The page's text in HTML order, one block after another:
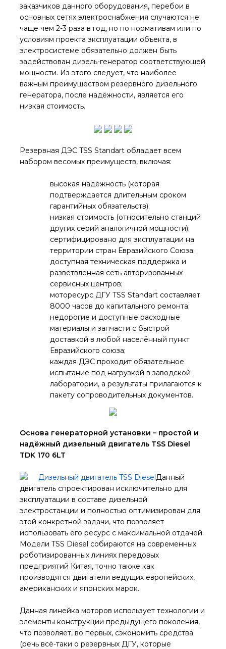
заказчиков данного оборудования, перебои в
основных сетях электроснабжения случаются не
чаще чем 2-3 раза в год, но по нормативам или по
условиям проекта эксплуатации объекта, в
электросистеме обязательно должен быть
задействован дизель-генератор соответствующей
мощности. Из этого следует, что наиболее
важным преимуществом резервного дизельного
генератора, после надёжности, является его
низкая стоимость.
Резервная ДЭС TSS Standart обладает всем
набором весомых преимуществ, включая:
высокая надёжность (которая
подтверждается длительным сроком
гарантийных обязательств);
низкая стоимость (относительно станций
других серий аналогичной мощности);
сертифицировано для эксплуатации на
территории стран Евразийского Союза;
доступная техническая поддержка и
разветвлённая сеть авторизованных
сервисных центров;
моторесурс ДГУ TSS Standart составляет
8000 часов до капитального ремонта;
недорогие и доступные расходные
материалы и запчасти с быстрой
доставкой в любой населённый пункт
Евразийского союза;
каждая ДЭС проходит обязательное
испытание под нагрузкой в заводской
лаборатории, а результаты прилагаются к
пакету сопроводительных документов.
Основа генераторной установки – простой и
надёжный дизельный двигатель TSS Diesel
TDK 170 6LT
Данный
двигатель спроектирован исключительно для
эксплуатации в составе дизельной
электростанции и полностью оптимизирован для
этой конкретной задачи, что позволяет
использовать его ресурс с максимальной отдачей.
Модели TSS Diesel собираются на современных
роботизированных линиях передовых
предприятий Китая, точно также как
производятся двигатели ведущих европейских,
американских и японских марок.
Данная линейка моторов использует технологии и
элементы конструкции предыдущего поколения,
что позволяет, во первых, сэкономить средства
(речь всё-таки о резервных ДГУ, которые